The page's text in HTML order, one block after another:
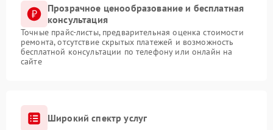
Прозрачное ценообразование и бесплатная
консультация
Точные прайс-листы, предварительная оценка стоимости
ремонта, отсутствие скрытых платежей и возможность
бесплатной консультации по телефону или онлайн на
сайте
Широкий спектр услуг